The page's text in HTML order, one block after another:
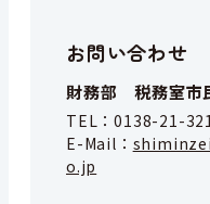
お問い合わせ
財務部 税務室市
TEL：0138-21-
E-Mail：
o.jp